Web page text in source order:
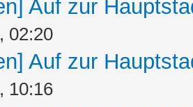
Auf zur
02:20
Auf zur
10:16